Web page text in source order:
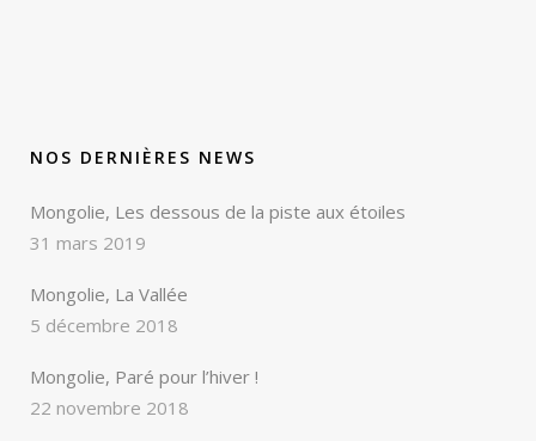
NOS DERNIÈRES NEWS
Mongolie, Les dessous de la piste aux étoiles
31 mars 2019
Mongolie, La Vallée
5 décembre 2018
Mongolie, Paré pour l’hiver !
22 novembre 2018